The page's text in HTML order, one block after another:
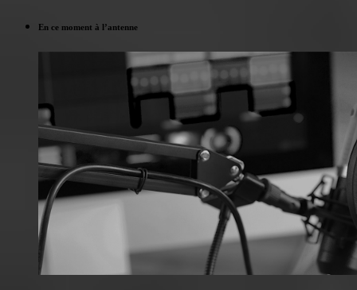
En ce moment à l’antenne